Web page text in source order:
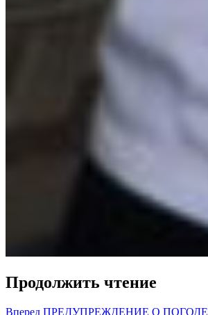
Продолжить чтение
Вперед ПРЕДУПРЕЖДЕНИЕ О ПОГОДЕ